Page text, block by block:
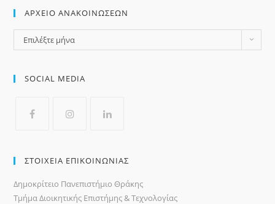
ΑΡΧΕΙΟ ΑΝΑΚΟΙΝΩΣΕΩΝ
Επιλέξτε μήνα
SOCIAL MEDIA
ΣΤΟΙΧΕΙΑ ΕΠΙΚΟΙΝΩΝΙΑΣ
Δημοκρίτειο Πανεπιστήμιο Θράκης
Τμήμα Διοικητικής Επιστήμης & Τεχνολογίας